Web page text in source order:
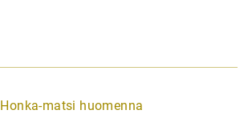
Honka-matsi huomenna